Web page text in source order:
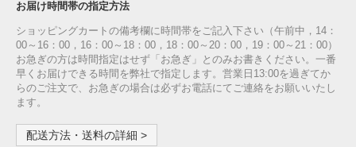
お届け時間帯の指定方法
ショッピングカートの備考欄に時間帯をご記入下さい（午前中，14：
00～16：00，16：00～18：00，18：00～20：00，19：00～21：00）
お急ぎの方は時間指定はせず「お急ぎ」とのみお書きください。一番
早くお届けできる時間を弊社で指定します。営業日13:00を過ぎてか
らのご注文で、お急ぎの場合は必ずお電話にてご連絡をお願いいたし
ます。
配送方法・送料の詳細 >